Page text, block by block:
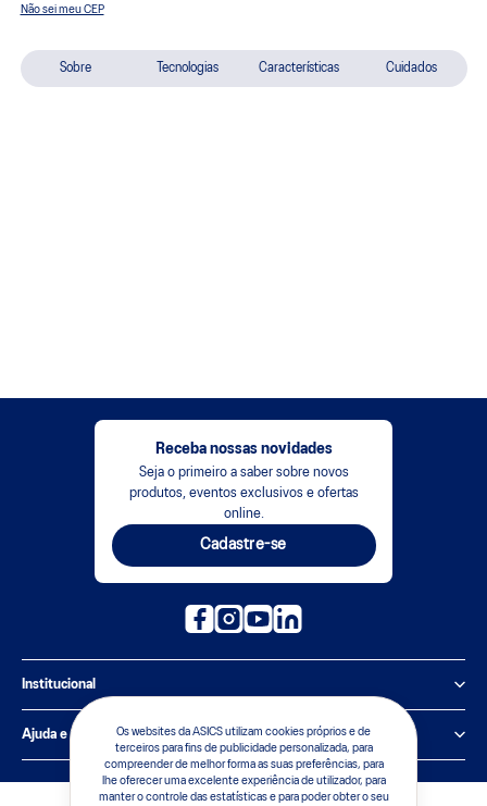
Os websites da ASICS utilizam cookies próprios e de
terceiros para fins de publicidade personalizada, para
compreender de melhor forma as suas preferências, para
lhe oferecer uma excelente experiência de utilizador, para
manter o controle das estatísticas e para poder obter o seu
Sobre Tecnologias Características Cuidados
Não sei meu CEP
Receba nossas novidades
Seja o primeiro a saber sobre novos
produtos, eventos exclusivos e ofertas
online.
Cadastre-se
Institucional
Política de Privacidade
Sobre a ASICS
Ajuda e suporte
Central de Relacionamento